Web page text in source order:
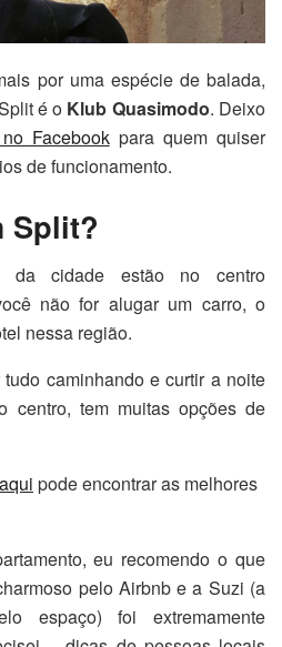
por uma espécie de balada,
é o Klub Quasimodo. Deixo
Facebookpara quem quiser
de funcionamento.
Split?
da cidade estão no centro
não for alugar um carro, o
nessa região.
caminhando e curtir a noite
centro, tem muitas opções de
aqui pode encontrar as melhores
eu recomendo o que
pelo Airbnb e a Suzi (a
espaço) foi extremamente